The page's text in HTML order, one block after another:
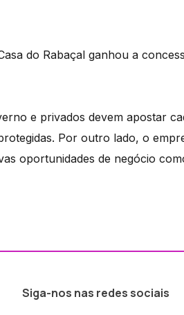
do Rabaçal ganhou a
e privados devem apostar
Por outro lado, o
oportunidades de negócio
Siga-nos nas redes sociais